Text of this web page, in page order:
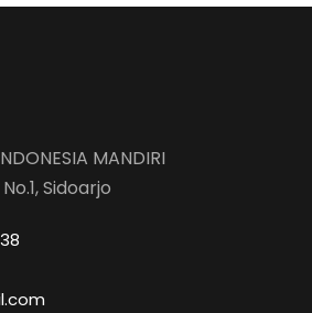
MANDIRI
Sidoarjo